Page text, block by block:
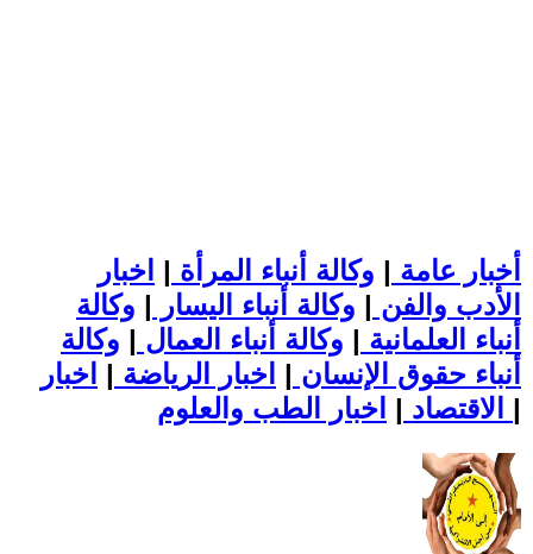
أخبار عامة | وكالة أنباء المرأة | اخبار
الأدب والفن | وكالة أنباء اليسار | وكالة
أنباء العلمانية | وكالة أنباء العمال | وكالة
أنباء حقوق الإنسان | اخبار الرياضة | اخبار
الاقتصاد | |